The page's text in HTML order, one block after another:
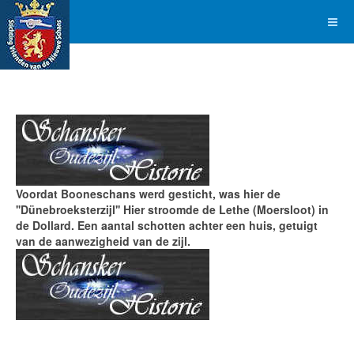
Voordat Booneschans werd gesticht, was hier de
''Dünebroeksterzijl'' Hier stroomde de Lethe (Moersloot) in
de Dollard. Een aantal schotten achter een huis, getuigt
van de aanwezigheid van de zijl.